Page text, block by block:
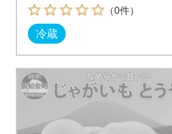
（0件）
冷蔵